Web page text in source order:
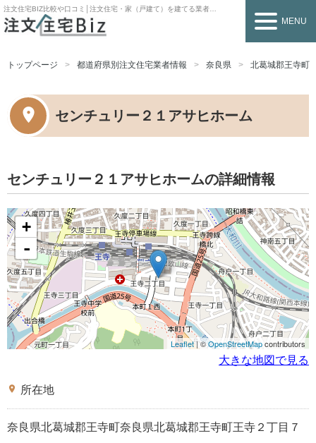
注文住宅BIZ比較や口コミ│注文住宅・家（戸建て）を建てる業者を探すなら
MENU
トップページ 都道府県別注文住宅業者情報 奈良県 北葛城郡王寺町
センチュリー２１アサヒホーム
センチュリー２１アサヒホームの詳細情報
+
-
Leaflet| ©OpenStreetMapcontributors
大きな地図で見る
place 所在地
奈良県北葛城郡王寺町奈良県北葛城郡王寺町王寺２丁目７